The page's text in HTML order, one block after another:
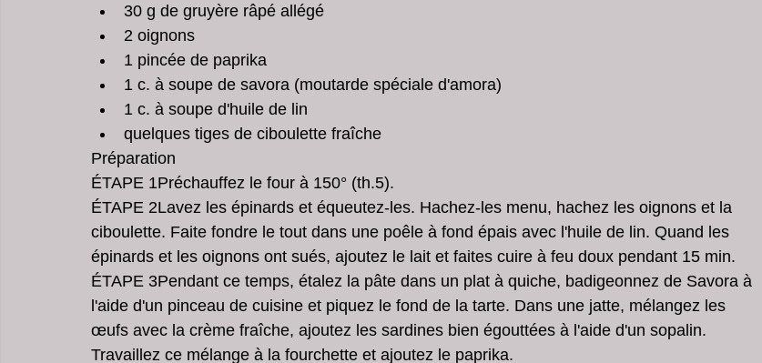
30 g de gruyère râpé allégé
2 oignons
1 pincée de paprika
1 c. à soupe de savora (moutarde spéciale d'amora)
1 c. à soupe d'huile de lin
quelques tiges de ciboulette fraîche
Préparation
ÉTAPE 1Préchauffez le four à 150° (th.5).
ÉTAPE 2Lavez les épinards et équeutez-les. Hachez-les menu, hachez les oignons et la
ciboulette. Faite fondre le tout dans une poêle à fond épais avec l'huile de lin. Quand les
épinards et les oignons ont sués, ajoutez le lait et faites cuire à feu doux pendant 15 min.
ÉTAPE 3Pendant ce temps, étalez la pâte dans un plat à quiche, badigeonnez de Savora à
l'aide d'un pinceau de cuisine et piquez le fond de la tarte. Dans une jatte, mélangez les
œufs avec la crème fraîche, ajoutez les sardines bien égouttées à l'aide d'un sopalin.
Travaillez ce mélange à la fourchette et ajoutez le paprika.